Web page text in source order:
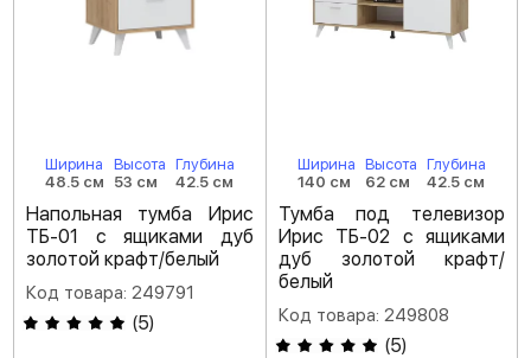
Ширина
48.5 см
Высота
53 см
Глубина
42.5 см
Напольная тумба Ирис
ТБ-01 с ящиками дуб
золотой крафт/белый
Код товара: 249791
(5)
Ширина
140 см
Высота
62 см
Глубина
42.5 см
Тумба под телевизор
Ирис ТБ-02 с ящиками
дуб золотой крафт/
белый
Код товара: 249808
(5)